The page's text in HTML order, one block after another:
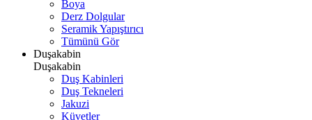
Boya
Derz Dolgular
Seramik Yapıştırıcı
Tümünü Gör
Duşakabin
Duşakabin
Duş Kabinleri
Duş Tekneleri
Jakuzi
Küvetler